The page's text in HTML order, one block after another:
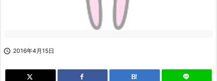
 2016年4月15日
B!